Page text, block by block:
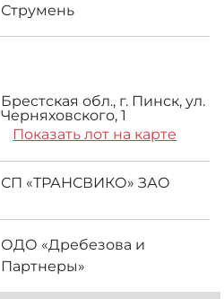
Струмень
Брестская обл., г. Пинск, ул.
Черняховского, 1
Показать лот на карте
СП «ТРАНСВИКО» ЗАО
ОДО «Дребезова и
Партнеры»